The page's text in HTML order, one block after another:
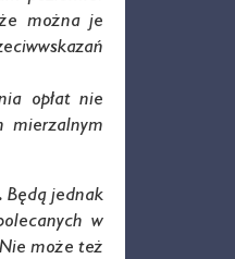
można je
opłat nie
mierzalnym
Będą jednak
w
może też